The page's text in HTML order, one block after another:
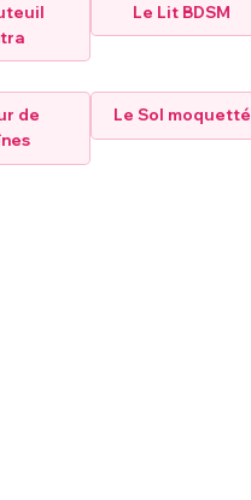
Le Lit BDSM
de
Le Sol moquetté